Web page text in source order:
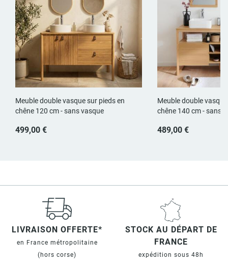
Meuble double vasque sur pieds en
chêne 120 cm - sans vasque
499,00 €
Meuble double
chêne 140 cm - sans
489,00 €
LIVRAISON OFFERTE*
en France métropolitaine
(hors corse)
STOCK AU DÉPART DE
FRANCE
expédition sous 48h